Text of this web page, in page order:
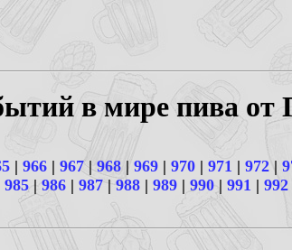
в мире пива от
| 966 | 967| 968 | 969 | 970 | 971 | 972 |
985 | 986 | 987|988 | 989 | 990 | 991 | 992